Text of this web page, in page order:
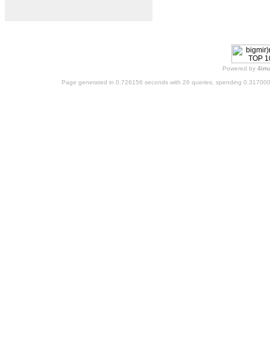
Powered by
Page generated in 0.726156 seconds with 26 queries, spending